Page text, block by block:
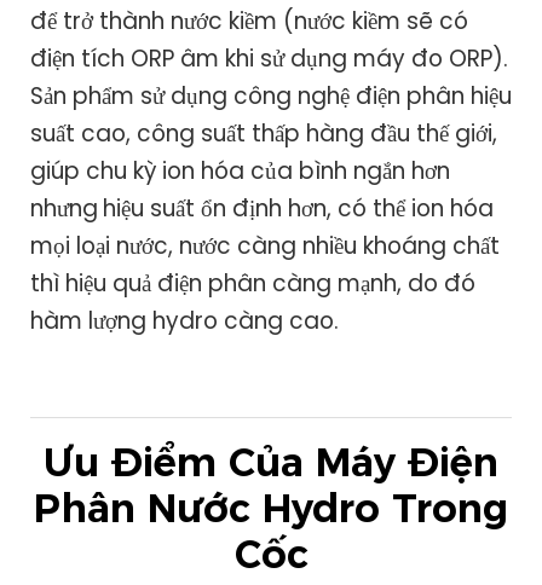
để trở thành nước kiềm (nước kiềm sẽ có
điện tích ORP âm khi sử dụng máy đo ORP).
Sản phẩm sử dụng công nghệ điện phân hiệu
suất cao, công suất thấp hàng đầu thế giới,
giúp chu kỳ ion hóa của bình ngắn hơn
nhưng hiệu suất ổn định hơn, có thể ion hóa
mọi loại nước, nước càng nhiều khoáng chất
thì hiệu quả điện phân càng mạnh, do đó
hàm lượng hydro càng cao.
Ưu Điểm Của Máy Điện
Phân Nước Hydro Trong
Cốc